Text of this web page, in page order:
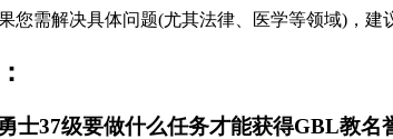
您需解决具体问题(尤其法律、医学等领域)，建
士37级要做什么任务才能获得GBL教名